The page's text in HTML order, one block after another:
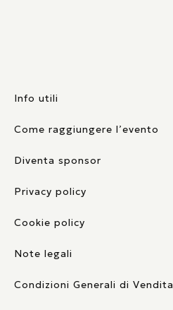
Info utili
Come raggiungere l’evento
Diventa sponsor
Privacy policy
Cookie policy
Note legali
Condizioni Generali di Vendita